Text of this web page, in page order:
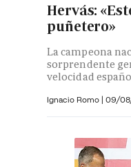
Hervás:
puñetero»
La campeona
sorprendente
velocidad
Ignacio Romo | 09/